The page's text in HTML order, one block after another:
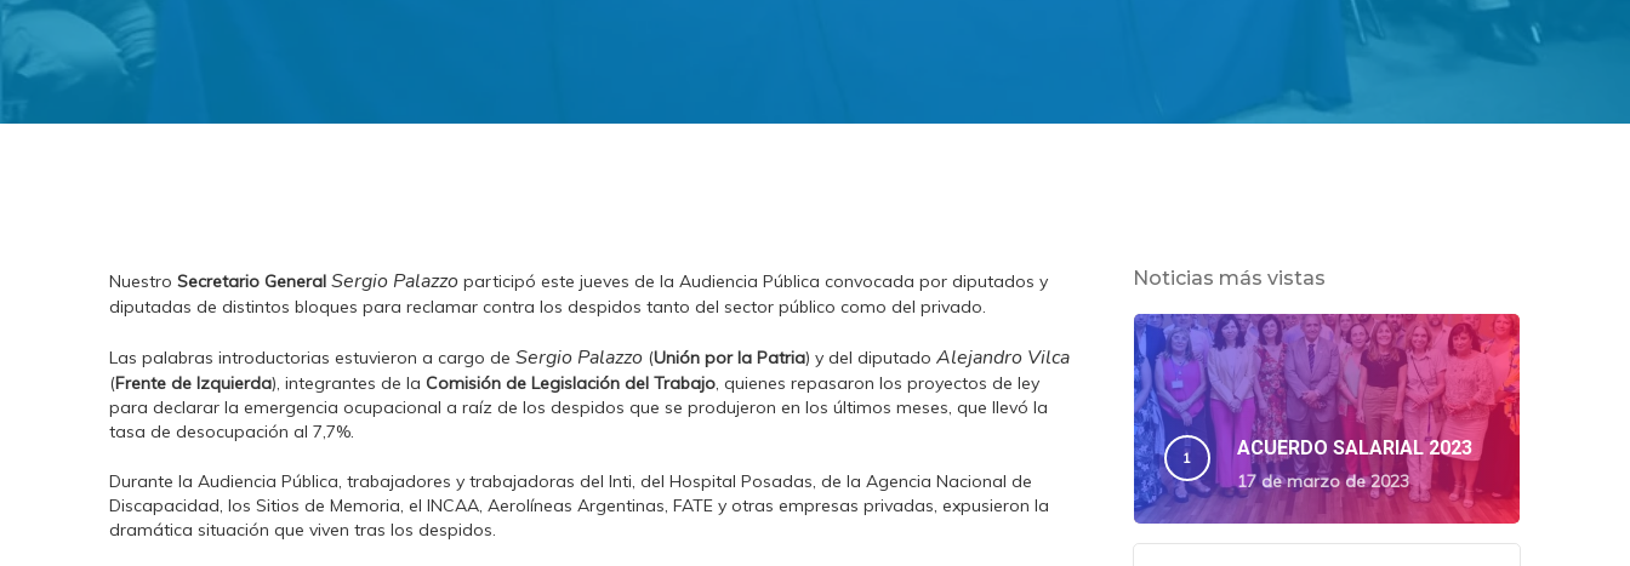
NuestroSecretario General Sergio Palazzo participó este jueves de la Audiencia Pública convocada por diputados y
diputadas de distintos bloques para reclamar contra los despidos tanto del sector público como del privado.
Las palabras introductorias estuvieron a cargo de Sergio Palazzo (Unión por la Patria) y del diputado Alejandro Vilca
(Frente de Izquierda), integrantes de laComisión de Legislación del Trabajo, quienes repasaron los proyectos de ley
para declarar la emergencia ocupacional a raíz de los despidos que se produjeron en los últimos meses, que llevó la
tasa de desocupación al 7,7%.
Durante la Audiencia Pública, trabajadores y trabajadoras del Inti, del Hospital Posadas, de la Agencia Nacional de
Discapacidad, los Sitios de Memoria, el INCAA, Aerolíneas Argentinas, FATE y otras empresas privadas, expusieron la
dramática situación que viven tras los despidos.
Noticias más vistas
ACUERDO SALARIAL 2023
17 de marzo de 2023